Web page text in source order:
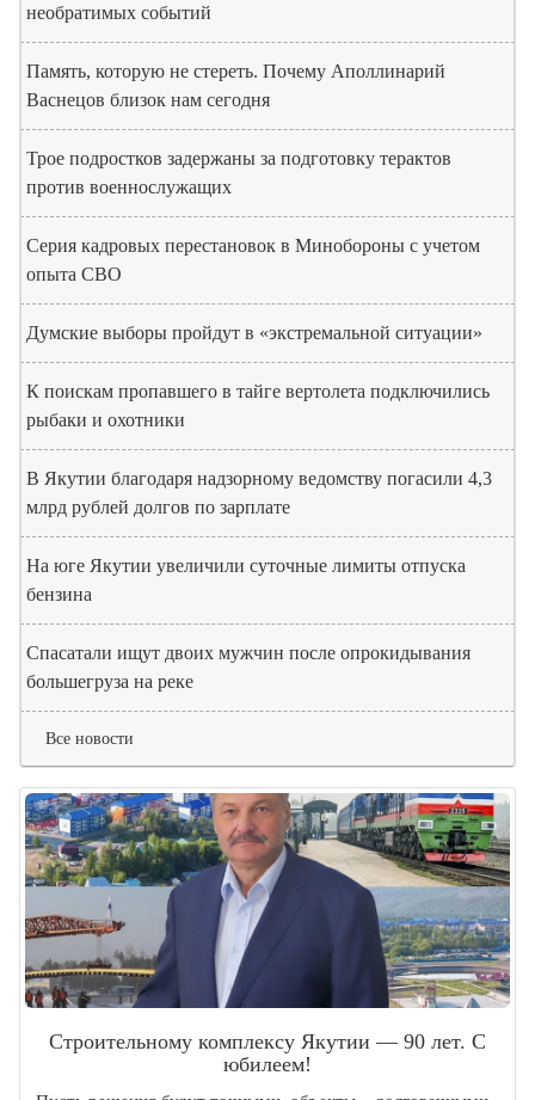
необратимых событий
Память, которую не стереть. Почему Аполлинарий
Васнецов близок нам сегодня
Трое подростков задержаны за подготовку терактов
против военнослужащих
Серия кадровых перестановок в Минобороны с учетом
опыта СВО
Думские выборы пройдут в «экстремальной ситуации»
К поискам пропавшего в тайге вертолета подключились
рыбаки и охотники
В Якутии благодаря надзорному ведомству погасили 4,3
млрд рублей долгов по зарплате
На юге Якутии увеличили суточные лимиты отпуска
бензина
Спасатали ищут двоих мужчин после опрокидывания
большегруза на реке
Все новости
Строительному комплексу Якутии — 90 лет. С
юбилеем!